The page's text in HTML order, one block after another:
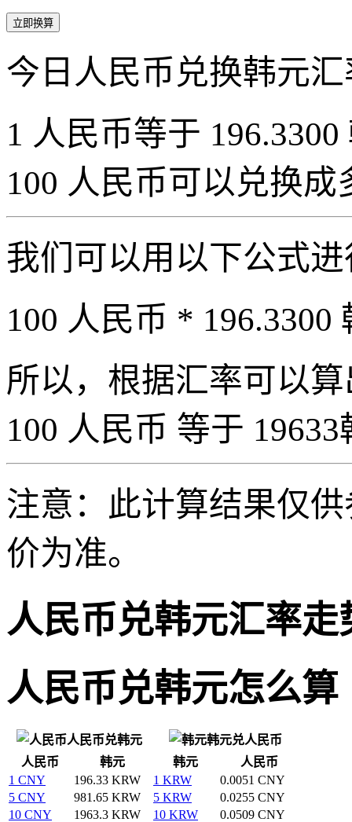
立即换算
今日人民币兑换韩元
1 人民币等于
100 人民币可以兑换成
我们可以用以下公式
100 人民币 * 196.3300
所以，根据汇率可以
100 人民币 等于
注意：此计算结果仅
价为准。
人民币兑韩元汇率走
人民币兑韩元怎么算
人民币兑韩元
韩元兑人民币
人民币
韩元 韩元
人民币
1 CNY
196.33 KRW 1 KRW
0.0051 CNY
5 CNY
981.65 KRW 5 KRW
0.0255 CNY
10 CNY
1963.3 KRW 10 KRW
0.0509 CNY